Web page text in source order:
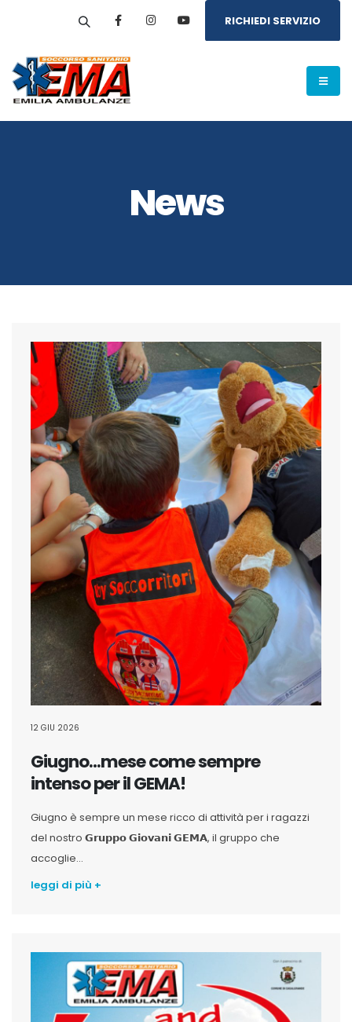
RICHIEDI SERVIZIO
News
12 GIU 2026
Giugno…mese come sempre
intenso per il GEMA!
Giugno è sempre un mese ricco di attività per i ragazzi
del nostro 𝗚𝗿𝘂𝗽𝗽𝗼 𝗚𝗶𝗼𝘃𝗮𝗻𝗶 𝗚𝗘𝗠𝗔, il gruppo che
accoglie...
leggi di più +